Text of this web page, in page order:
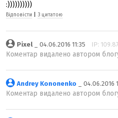
:))))))))))
Відповісти З цитатою
Pixel _ 04.06.2016 11:35 IP:
Коментар видалено автором
Andrey Kononenko _ 04.06.2016
Коментар видалено автором